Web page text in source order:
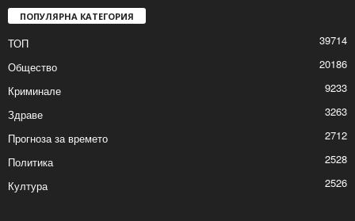
ПОПУЛЯРНА КАТЕГОРИЯ
ТОП
39714
Общество
20186
Криминале
9233
Здраве
3263
Прогноза за времето
2712
Политика
2528
Култура
2526